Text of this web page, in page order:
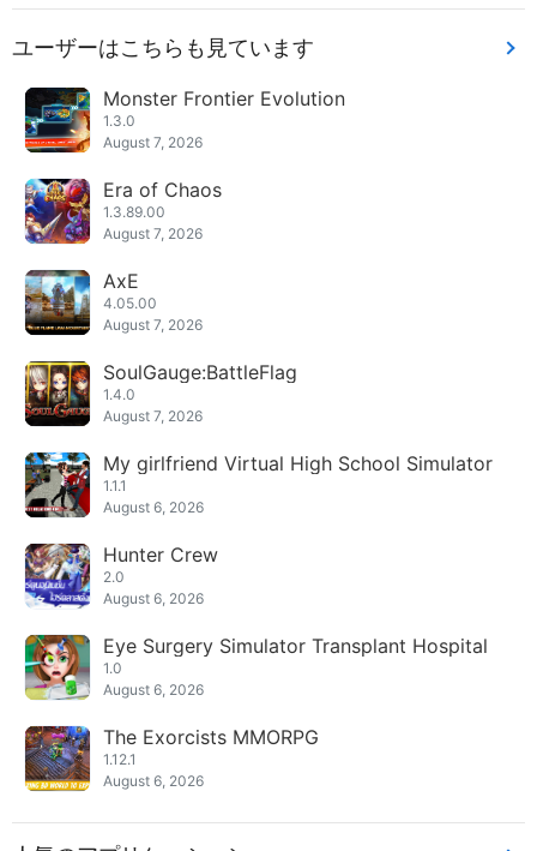
ユーザーはこちらも見ています
Monster Frontier Evolution
1.3.0
August 7, 2026
Era of Chaos
1.3.89.00
August 7, 2026
AxE
4.05.00
August 7, 2026
SoulGauge:BattleFlag
1.4.0
August 7, 2026
My girlfriend Virtual High School Simulator
1.1.1
August 6, 2026
Hunter Crew
2.0
August 6, 2026
Eye Surgery Simulator Transplant Hospital
1.0
August 6, 2026
The Exorcists MMORPG
1.12.1
August 6, 2026